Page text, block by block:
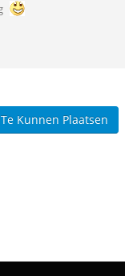
Kunnen Plaatsen